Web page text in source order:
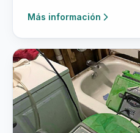
Más información